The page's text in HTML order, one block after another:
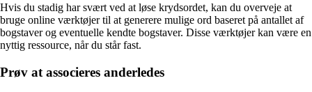
Hvis du stadig har svært ved at løse krydsordet, kan du overveje at
bruge online værktøjer til at generere mulige ord baseret på antallet af
bogstaver og eventuelle kendte bogstaver. Disse værktøjer kan være en
nyttig ressource, når du står fast.
Prøv at associeres anderledes